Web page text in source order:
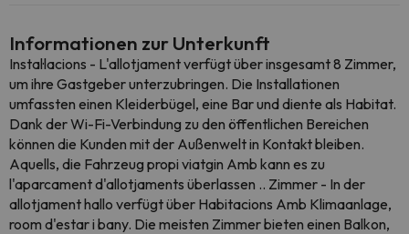
Informationen zur Unterkunft
Instal·lacions - L'allotjament verfügt über insgesamt 8 Zimmer,
um ihre Gastgeber unterzubringen. Die Installationen
umfassten einen Kleiderbügel, eine Bar und diente als Habitat.
Dank der Wi-Fi-Verbindung zu den öffentlichen Bereichen
können die Kunden mit der Außenwelt in Kontakt bleiben.
Aquells, die Fahrzeug propi viatgin Amb kann es zu
l'aparcament d'allotjaments überlassen .. Zimmer - In der
allotjament hallo verfügt über Habitacions Amb Klimaanlage,
room d'estar i bany. Die meisten Zimmer bieten einen Balkon,